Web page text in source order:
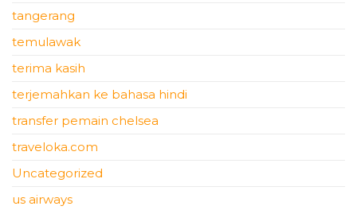
tangerang
temulawak
terima kasih
terjemahkan ke bahasa hindi
transfer pemain chelsea
traveloka.com
Uncategorized
us airways